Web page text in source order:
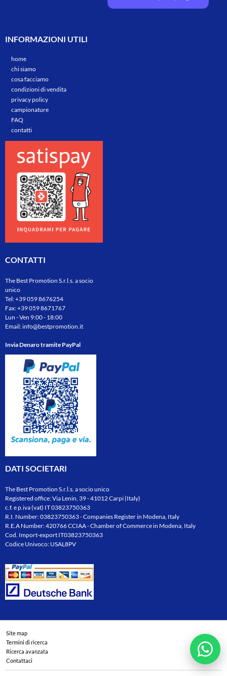
INFORMAZIONI UTILI
home
chi siamo
cosa facciamo
condizioni di vendita
privacy policy
campionature
FAQ
contatti
CONTATTI
The Best Promotion S.r.l.s. a socio
unico
Tel:+39 059 8676254
Fax: +39 059 8671767
Lun - Ven 9:00 - 18:00
Email:info@bestpromotion.it
Invia Denaro tramite PayPal
DATI SOCIETARI
The Best Promotion S.r.l.s. a socio unico
Registered office: Via Lenin, 39 - 41012 Carpi (Italy)
c.f. e p.iva (vat) IT 03823750363
R.I. Number: 03823750363 - Companies Register in Modena, Italy
R.E.A Number: 420766 CCIAA - Chamber of Commerce in Modena, Italy
Cod. Import-export IT03823750363
Codice Univoco: USAL8PV
Site map
Termini di ricerca
Ricerca avanzata
Contattaci